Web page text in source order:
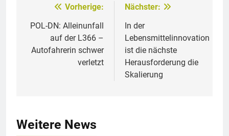
Beitragsnavigation
Vorherige:
POL-DN: Alleinunfall
auf der L366 –
Autofahrerin schwer
verletzt
Nächster:
In der
Lebensmittelinnovation
ist die nächste
Herausforderung die
Skalierung
Weitere News